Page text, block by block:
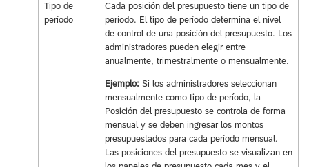
Tipo de
período
Cada posición del presupuesto tiene un tipo de
período. El tipo de período determina el nivel
de control de una posición del presupuesto. Los
administradores pueden elegir entre
anualmente, trimestralmente o mensualmente.
Ejemplo: Si los administradores seleccionan
mensualmente como tipo de período, la
Posición del presupuesto se controla de forma
mensual y se deben ingresar los montos
presupuestados para cada período mensual.
Las posiciones del presupuesto se visualizan en